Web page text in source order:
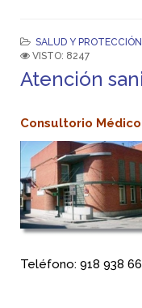
SALUD Y
VISTO: 8247
Atención
Consultorio
Teléfono: 918 938